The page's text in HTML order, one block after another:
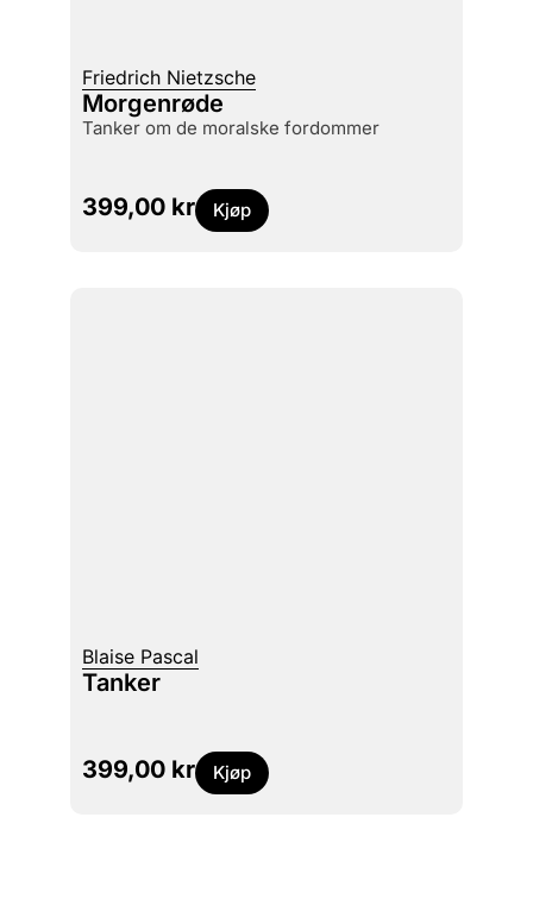
Friedrich Nietzsche
Morgenrøde
tanker om de moralske fordommer
399,00 kr Kjøp
Blaise Pascal
Tanker
399,00 kr Kjøp